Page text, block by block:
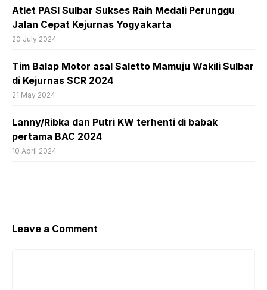
Atlet PASI Sulbar Sukses Raih Medali Perunggu
Jalan Cepat Kejurnas Yogyakarta
20 July 2024
Tim Balap Motor asal Saletto Mamuju Wakili Sulbar
di Kejurnas SCR 2024
21 May 2024
Lanny/Ribka dan Putri KW terhenti di babak
pertama BAC 2024
10 April 2024
Leave a Comment